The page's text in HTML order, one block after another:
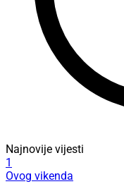
Najnovije vijesti
1
Ovog vikenda